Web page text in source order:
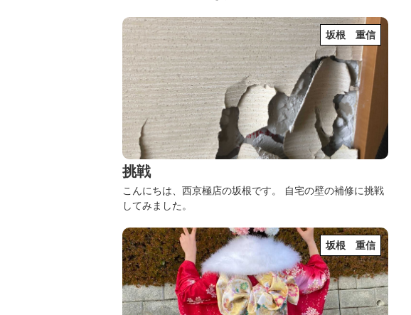
坂根 重信
挑戦
こんにちは、西京極店の坂根です。
自宅の壁の補修に挑戦
してみました。
坂根 重信